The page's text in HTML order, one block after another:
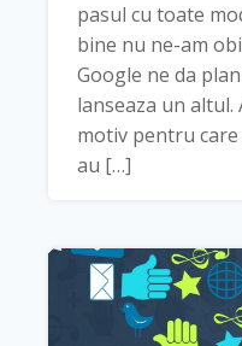
pasul cu toate
bine nu ne-am
Google ne da
lanseaza un altul.
motiv pentru
au […]